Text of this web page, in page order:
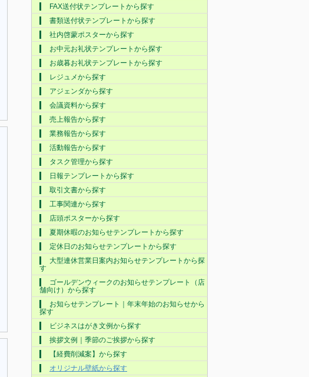
FAX送付状テンプレートから探す
書類送付状テンプレートから探す
社内啓蒙ポスターから探す
お中元お礼状テンプレートから探す
お歳暮お礼状テンプレートから探す
レジュメから探す
アジェンダから探す
会議資料から探す
売上報告から探す
業務報告から探す
活動報告から探す
タスク管理から探す
日報テンプレートから探す
取引文書から探す
工事関連から探す
店頭ポスターから探す
夏期休暇のお知らせテンプレートから探す
定休日のお知らせテンプレートから探す
大型連休営業日案内お知らせテンプレートから探
す
ゴールデンウィークのお知らせテンプレート（店
舗向け）から探す
お知らせテンプレート｜年末年始のお知らせから
探す
ビジネスはがき文例から探す
挨拶文例｜季節のご挨拶から探す
【経費削減案】から探す
オリジナル壁紙から探す